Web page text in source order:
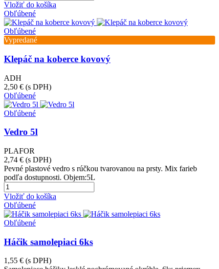
Vložiť do košíka
Obľúbené
Obľúbené
Vypredané
Klepáč na koberce kovový
ADH
2,50 € (s DPH)
Obľúbené
Obľúbené
Vedro 5l
PLAFOR
2,74 € (s DPH)
Pevné plastové vedro s rúčkou tvarovanou na prsty. Mix farieb
podľa dostupnosti. Objem:5L
Vložiť do košíka
Obľúbené
Obľúbené
Háčik samolepiaci 6ks
1,55 € (s DPH)